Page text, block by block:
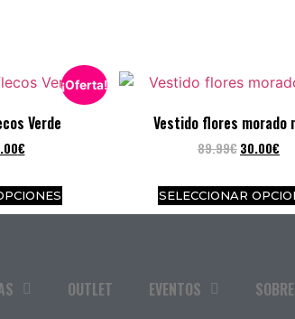
¡Oferta!
Verde
€
Vestido flores morado
89.99€ 30.00€
SELECCIONAR
OUTLET EVENTOS